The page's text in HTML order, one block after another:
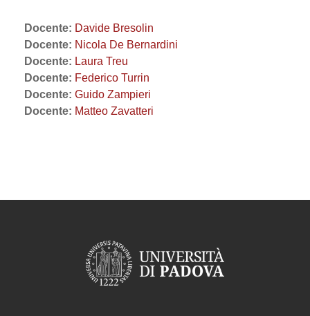
Docente: Davide Bresolin
Docente: Nicola De Bernardini
Docente: Laura Treu
Docente: Federico Turrin
Docente: Guido Zampieri
Docente: Matteo Zavatteri